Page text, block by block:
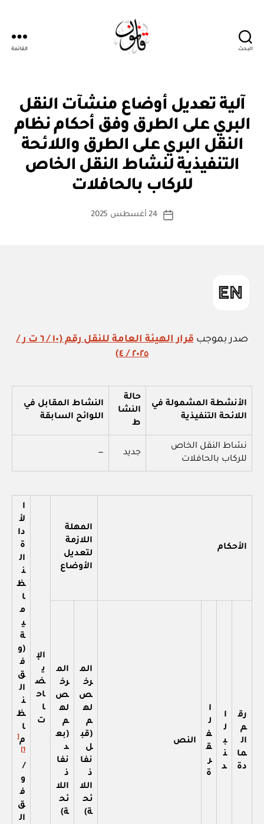
البحث القائمة
التصنيفات
م
آلية تعديل أوضاع منشآت النقل
البري على الطرق وفق أحكام نظام
النقل البري على الطرق واللائحة
التنفيذية لنشاط النقل الخاص
للركاب بالحافلات
كاتب
بو
ا
س
ة
تاريخ
24 أغسطس 2025
صدر بموجب
قرار الهيئة العامة للنقل رقم (١٠ / ٦ ت ر /
٢٠٢٥ / ٤)
الأنشطة المشمولة في
اللائحة التنفيذية
حالة
النشا
ط
النشاط المقابل في
اللوائح السابقة
نشاط النقل الخاص
للركاب بالحافلات
جديد —
الأحكام
المهلة
اللازمة
لتعديل
الأوضاع
الإ
ي
ض
اح
ا
ت
ا
لأ
دا
ة
ال
ن
ظ
ا
م
ي
ة
(و
ف
ق
ال
ن
ظ
ا
م[
1]
/
و
ف
ق
ال
رق
م
ال
ما
دة
ا
ل
ب
ن
د
ا
ل
ف
ق
ر
ة
النص
الم
رخ
ص
له
م
(قب
ل
نفا
ذ
اللا
ئح
ة)
الم
رخ
ص
له
م
(بع
د
نفا
ذ
اللا
ئح
ة)